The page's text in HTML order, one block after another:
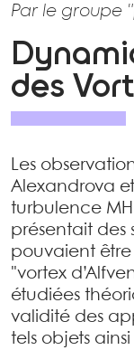
Par le groupe
des
Les
Alexandrova
turbulence
présentait des
pouvaient
"vortex
étudiées
validité des
tels objets